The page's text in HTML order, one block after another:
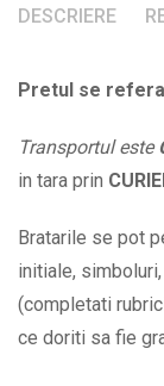
cu
la
BPC405
quantity
DESCRIERE
Pretul se
Transportul este
in tara prin
Bratarile se pot
initiale,
(completati
ce doriti sa fie